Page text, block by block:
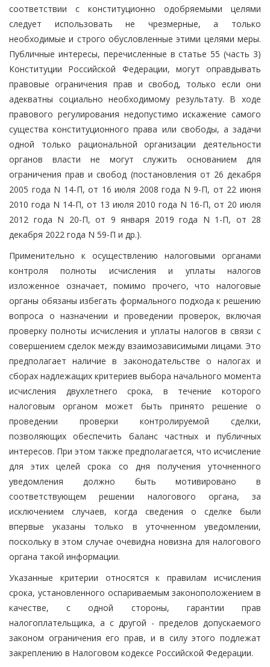
соответствии с конституционно одобряемыми целями
следует использовать не чрезмерные, а только
необходимые и строго обусловленные этими целями меры.
Публичные интересы, перечисленные в статье 55 (часть 3)
Конституции Российской Федерации, могут оправдывать
правовые ограничения прав и свобод, только если они
адекватны социально необходимому результату. В ходе
правового регулирования недопустимо искажение самого
существа конституционного права или свободы, а задачи
одной только рациональной организации деятельности
органов власти не могут служить основанием для
ограничения прав и свобод (постановления от 26 декабря
2005 года N 14-П, от 16 июля 2008 года N 9-П, от 22 июня
2010 года N 14-П, от 13 июля 2010 года N 16-П, от 20 июля
2012 года N 20-П, от 9 января 2019 года N 1-П, от 28
декабря 2022 года N 59-П и др.).
Применительно к осуществлению налоговыми органами
контроля полноты исчисления и уплаты налогов
изложенное означает, помимо прочего, что налоговые
органы обязаны избегать формального подхода к решению
вопроса о назначении и проведении проверок, включая
проверку полноты исчисления и уплаты налогов в связи с
совершением сделок между взаимозависимыми лицами. Это
предполагает наличие в законодательстве о налогах и
сборах надлежащих критериев выбора начального момента
исчисления двухлетнего срока, в течение которого
налоговым органом может быть принято решение о
проведении проверки контролируемой сделки,
позволяющих обеспечить баланс частных и публичных
интересов. При этом также предполагается, что исчисление
для этих целей срока со дня получения уточненного
уведомления должно быть мотивировано в
соответствующем решении налогового органа, за
исключением случаев, когда сведения о сделке были
впервые указаны только в уточненном уведомлении,
поскольку в этом случае очевидна новизна для налогового
органа такой информации.
Указанные критерии относятся к правилам исчисления
срока, установленного оспариваемым законоположением в
качестве, с одной стороны, гарантии прав
налогоплательщика, а с другой - пределов допускаемого
законом ограничения его прав, и в силу этого подлежат
закреплению в Налоговом кодексе Российской Федерации.